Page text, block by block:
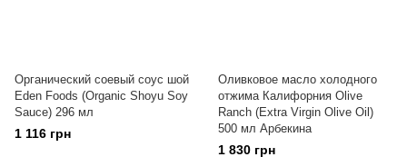
Органический соевый соус шой
Eden Foods (Organic Shoyu Soy
Sauce) 296 мл
1 116 грн
Оливковое масло холодного
отжима Калифорния Olive
Ranch (Extra Virgin Olive Oil)
500 мл Арбекина
1 830 грн